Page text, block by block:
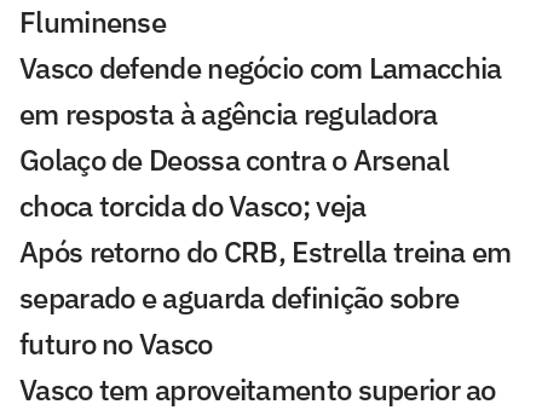
Fluminense
Vasco defende negócio com Lamacchia
em resposta à agência reguladora
Golaço de Deossa contra o Arsenal
choca torcida do Vasco; veja
Após retorno do CRB, Estrella treina em
separado e aguarda definição sobre
futuro no Vasco
Vasco tem aproveitamento superior ao